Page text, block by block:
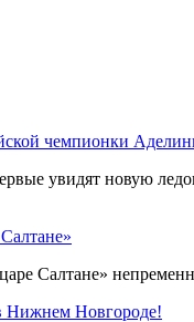
чемпионки
увидят новую
Салтане»
Нижнем Новгороде!